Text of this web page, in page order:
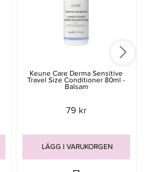
Keune Care Derma Sensitive
Travel Size Conditioner 80ml -
Balsam
79 kr
LÄGG I VARUKORGEN